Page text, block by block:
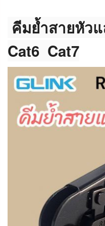
คีมย้ำสายหัว
Cat6 Cat7